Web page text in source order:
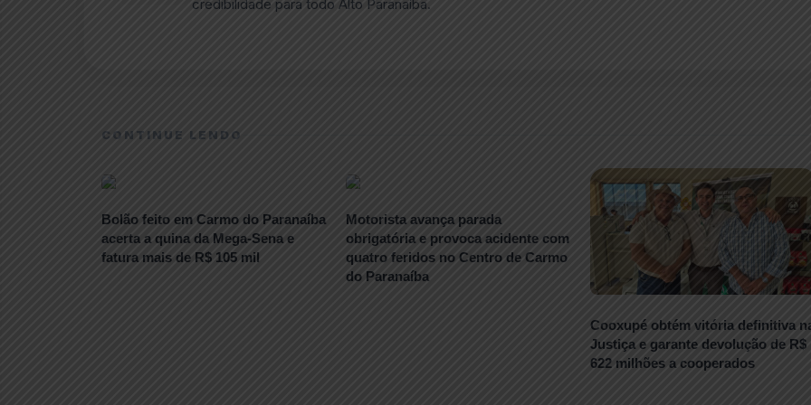
credibilidade para todo Alto Paranaíba.
CONTINUE LENDO
Bolão feito em Carmo do Paranaíba
acerta a quina da Mega-Sena e
fatura mais de R$ 105 mil
Motorista avança parada
obrigatória e provoca acidente com
quatro feridos no Centro de Carmo
do Paranaíba
Cooxupé obtém vitória definitiva
Justiça e garante devolução de R$
622 milhões a cooperados